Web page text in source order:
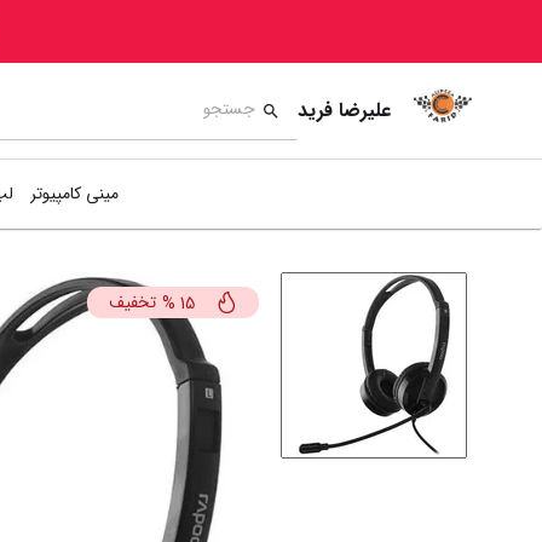
علیرضا فرید
مینی کامپیوتر
15
% تخفیف